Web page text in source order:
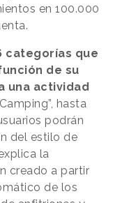
en 100.000
categorías que
de su
una actividad
hasta
podrán
del estilo de
la
creado a partir
de los